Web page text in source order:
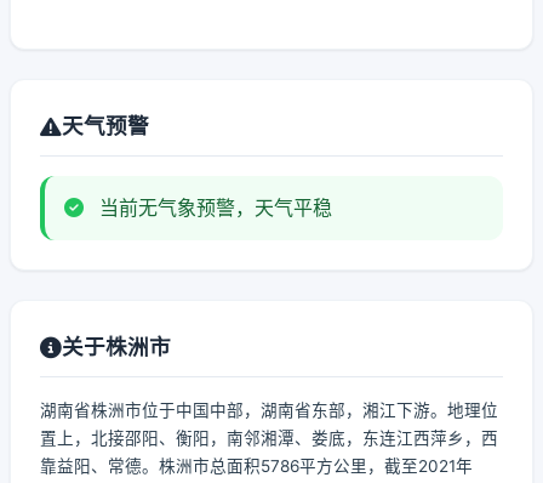
天气预警
当前无气象预警，天气平稳
关于株洲市
湖南省株洲市位于中国中部，湖南省东部，湘江下游。地理位
置上，北接邵阳、衡阳，南邻湘潭、娄底，东连江西萍乡，西
靠益阳、常德。株洲市总面积5786平方公里，截至2021年